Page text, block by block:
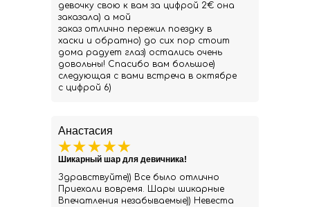
девочку свою к вам за цифрой 2€ она
заказала) а мой
заказ отлично пережил поездку в
хаски и обратно) до сих пор стоит
дома радует глаз) остались очень
довольны! Спасибо вам большое)
следующая с вами встреча в октябре
с цифрой 6)
Анастасия
Здравствуйте)) Все было отлично
Приехали вовремя. Шары шикарные
Впечатления незабываемые)) Невеста
Шикарный шар для девичника!